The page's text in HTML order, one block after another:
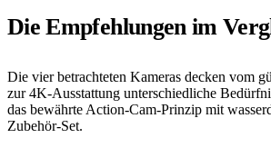
Die Empfehlungen im
Die vier betrachteten Kameras decken vom
zur 4K-Ausstattung unterschiedliche
das bewährte Action-Cam-Prinzip mit
Zubehör-Set.